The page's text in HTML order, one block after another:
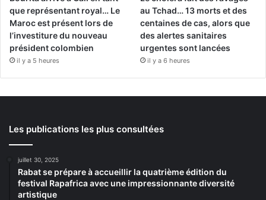
que représentant royal… Le
Maroc est présent lors de
l’investiture du nouveau
président colombien
il y a 5 heures
au Tchad… 13 morts et des
centaines de cas, alors que
des alertes sanitaires
urgentes sont lancées
il y a 6 heures
Les publications les plus consultées
juillet 30, 2025
Rabat se prépare à accueillir la quatrième édition du
festival Rapafrica avec une impressionnante diversité
artistique